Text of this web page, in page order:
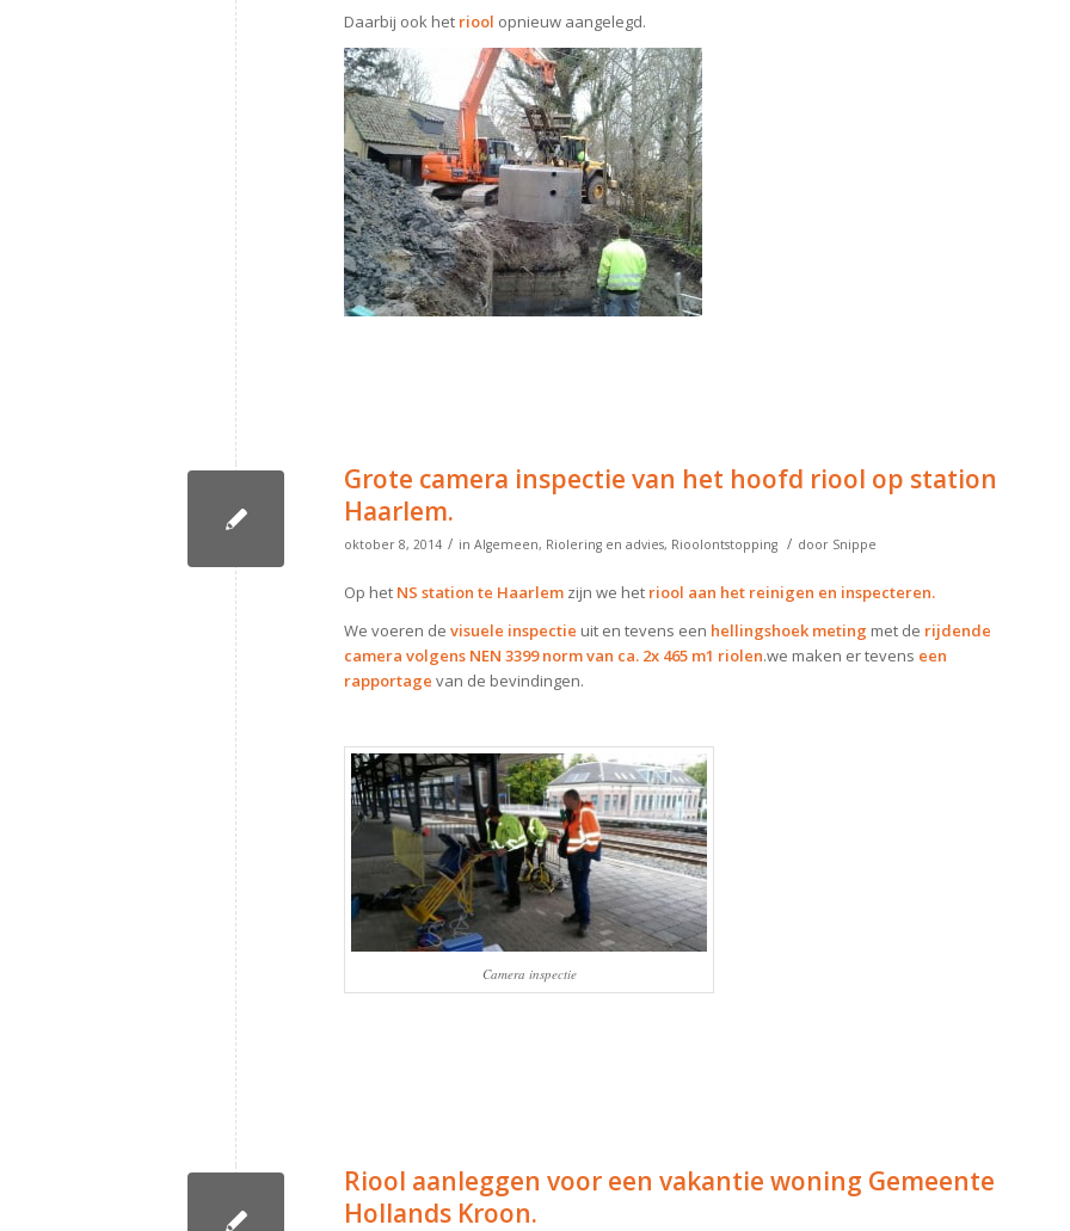
Daarbij ook het riool opnieuw aangelegd.
Grote camera inspectie van het hoofd riool op station
Haarlem.
oktober 8, 2014 / in Algemeen, Riolering en advies, Rioolontstopping / door Snippe
Op het NS station te Haarlem zijn we het riool aan het reinigen en inspecteren.
We voeren de visuele inspectie uit en tevens een hellingshoek meting met de rijdende
camera volgens NEN 3399 norm van ca. 2x 465 m1 riolen.we maken er tevens een
rapportage van de bevindingen.
Camera inspectie
Riool aanleggen voor een vakantie woning Gemeente
Hollands Kroon.